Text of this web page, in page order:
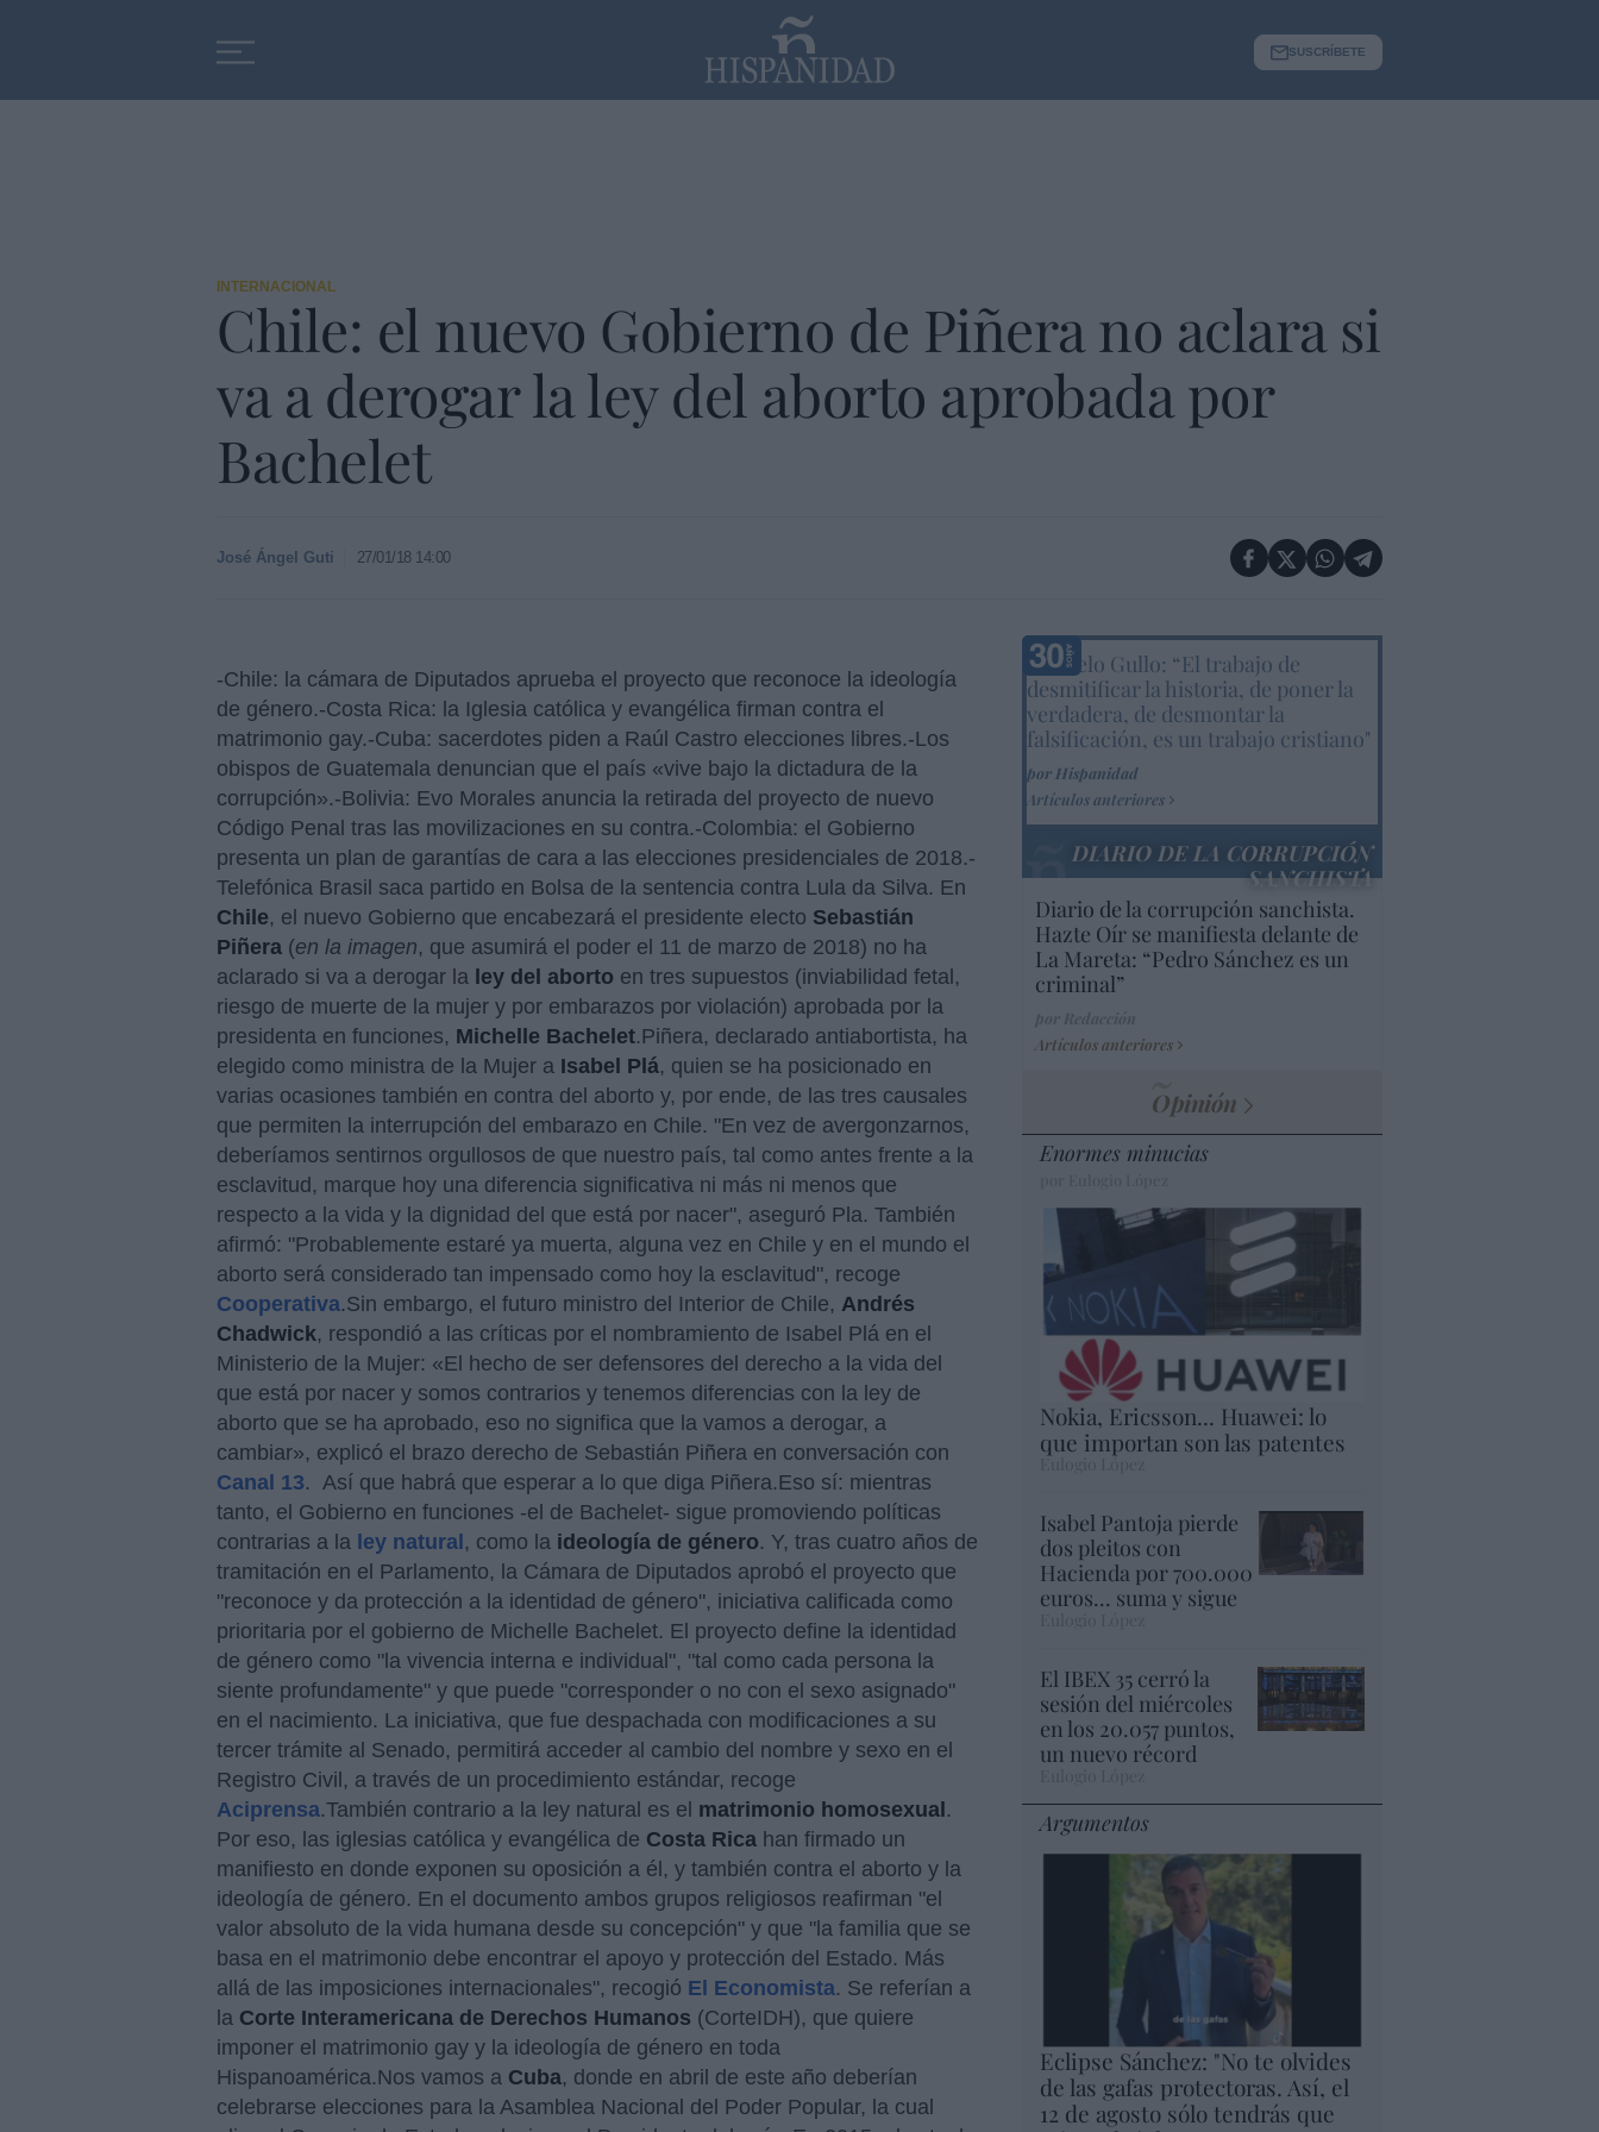
SUSCRÍBETE
INTERNACIONAL
Chile: el nuevo Gobierno de Piñera no aclara si
va a derogar la ley del aborto aprobada por
Bachelet
José Ángel Guti 27/01/18 14:00
-Chile: la cámara de Diputados aprueba el proyecto que reconoce la ideología
de género.-Costa Rica: la Iglesia católica y evangélica firman contra el
matrimonio gay.-Cuba: sacerdotes piden a Raúl Castro elecciones libres.-Los
obispos de Guatemala denuncian que el país «vive bajo la dictadura de la
corrupción».-Bolivia: Evo Morales anuncia la retirada del proyecto de nuevo
Código Penal tras las movilizaciones en su contra.-Colombia: el Gobierno
presenta un plan de garantías de cara a las elecciones presidenciales de 2018.-
Telefónica Brasil saca partido en Bolsa de la sentencia contra Lula da Silva. En
Chile, el nuevo Gobierno que encabezará el presidente electo Sebastián
Piñera (en la imagen, que asumirá el poder el 11 de marzo de 2018) no ha
aclarado si va a derogar la ley del aborto en tres supuestos (inviabilidad fetal,
riesgo de muerte de la mujer y por embarazos por violación) aprobada por la
presidenta en funciones, Michelle Bachelet.Piñera, declarado antiabortista, ha
elegido como ministra de la Mujer a Isabel Plá, quien se ha posicionado en
varias ocasiones también en contra del aborto y, por ende, de las tres causales
que permiten la interrupción del embarazo en Chile. "En vez de avergonzarnos,
deberíamos sentirnos orgullosos de que nuestro país, tal como antes frente a la
esclavitud, marque hoy una diferencia significativa ni más ni menos que
respecto a la vida y la dignidad del que está por nacer", aseguró Pla. También
afirmó: "Probablemente estaré ya muerta, alguna vez en Chile y en el mundo el
aborto será considerado tan impensado como hoy la esclavitud", recoge
Cooperativa.Sin embargo, el futuro ministro del Interior de Chile, Andrés
Chadwick, respondió a las críticas por el nombramiento de Isabel Plá en el
Ministerio de la Mujer: «El hecho de ser defensores del derecho a la vida del
que está por nacer y somos contrarios y tenemos diferencias con la ley de
aborto que se ha aprobado, eso no significa que la vamos a derogar, a
cambiar», explicó el brazo derecho de Sebastián Piñera en conversación con
Canal 13. Así que habrá que esperar a lo que diga Piñera.Eso sí: mientras
tanto, el Gobierno en funciones -el de Bachelet- sigue promoviendo políticas
contrarias a la ley natural , como la ideología de género. Y, tras cuatro años de
tramitación en el Parlamento, la Cámara de Diputados aprobó el proyecto que
"reconoce y da protección a la identidad de género", iniciativa calificada como
prioritaria por el gobierno de Michelle Bachelet. El proyecto define la identidad
de género como "la vivencia interna e individual", "tal como cada persona la
siente profundamente" y que puede "corresponder o no con el sexo asignado"
en el nacimiento. La iniciativa, que fue despachada con modificaciones a su
tercer trámite al Senado, permitirá acceder al cambio del nombre y sexo en el
Registro Civil, a través de un procedimiento estándar, recoge
Aciprensa.También contrario a la ley natural es el matrimonio homosexual .
Por eso, las iglesias católica y evangélica de Costa Rica han firmado un
manifiesto en donde exponen su oposición a él, y también contra el aborto y la
ideología de género. En el documento ambos grupos religiosos reafirman "el
valor absoluto de la vida humana desde su concepción" y que "la familia que se
basa en el matrimonio debe encontrar el apoyo y protección del Estado. Más
allá de las imposiciones internacionales", recogió El Economista. Se referían a
la Corte Interamericana de Derechos Humanos (CorteIDH), que quiere
imponer el matrimonio gay y la ideología de género en toda
Hispanoamérica.Nos vamos a Cuba, donde en abril de este año deberían
celebrarse elecciones para la Asamblea Nacional del Poder Popular, la cual
Marcelo Gullo: “El trabajo de
desmitificar la historia, de poner la
verdadera, de desmontar la
falsificación, es un trabajo cristiano"
por Hispanidad
Artículos anteriores
DIARIO DE LA CORRUPCIÓN
SANCHISTA
Diario de la corrupción sanchista.
Hazte Oír se manifiesta delante de
La Mareta: “Pedro Sánchez es un
criminal”
Artículos anteriores
Opinión
Enormes minucias
Nokia, Ericsson... Huawei: lo
que importan son las patentes
Eulogio López
Isabel Pantoja pierde
dos pleitos con
Hacienda por 700.000
euros... suma y sigue
El IBEX 35 cerró la
sesión del miércoles
en los 20.057 puntos,
un nuevo récord
Argumentos
Eclipse Sánchez: "No te olvides
de las gafas protectoras. Así, el
12 de agosto sólo tendrás que